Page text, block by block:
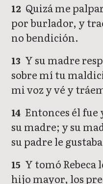
12 Quizá me
por burlador, y
no bendición.
13 Y su madre
sobre mí tu
mi voz y vé y
14 Entonces él
su madre; y su
su padre le
15 Y tomó Rebeca
hijo mayor, los